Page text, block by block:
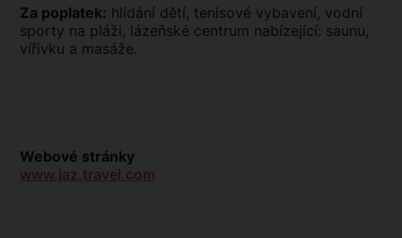
Za poplatek: hlídání dětí, tenisové vybavení, vodní
sporty na pláži, lázeňské centrum nabízející: saunu,
vířivku a masáže.
Webové stránky
www.jaz.travel.com